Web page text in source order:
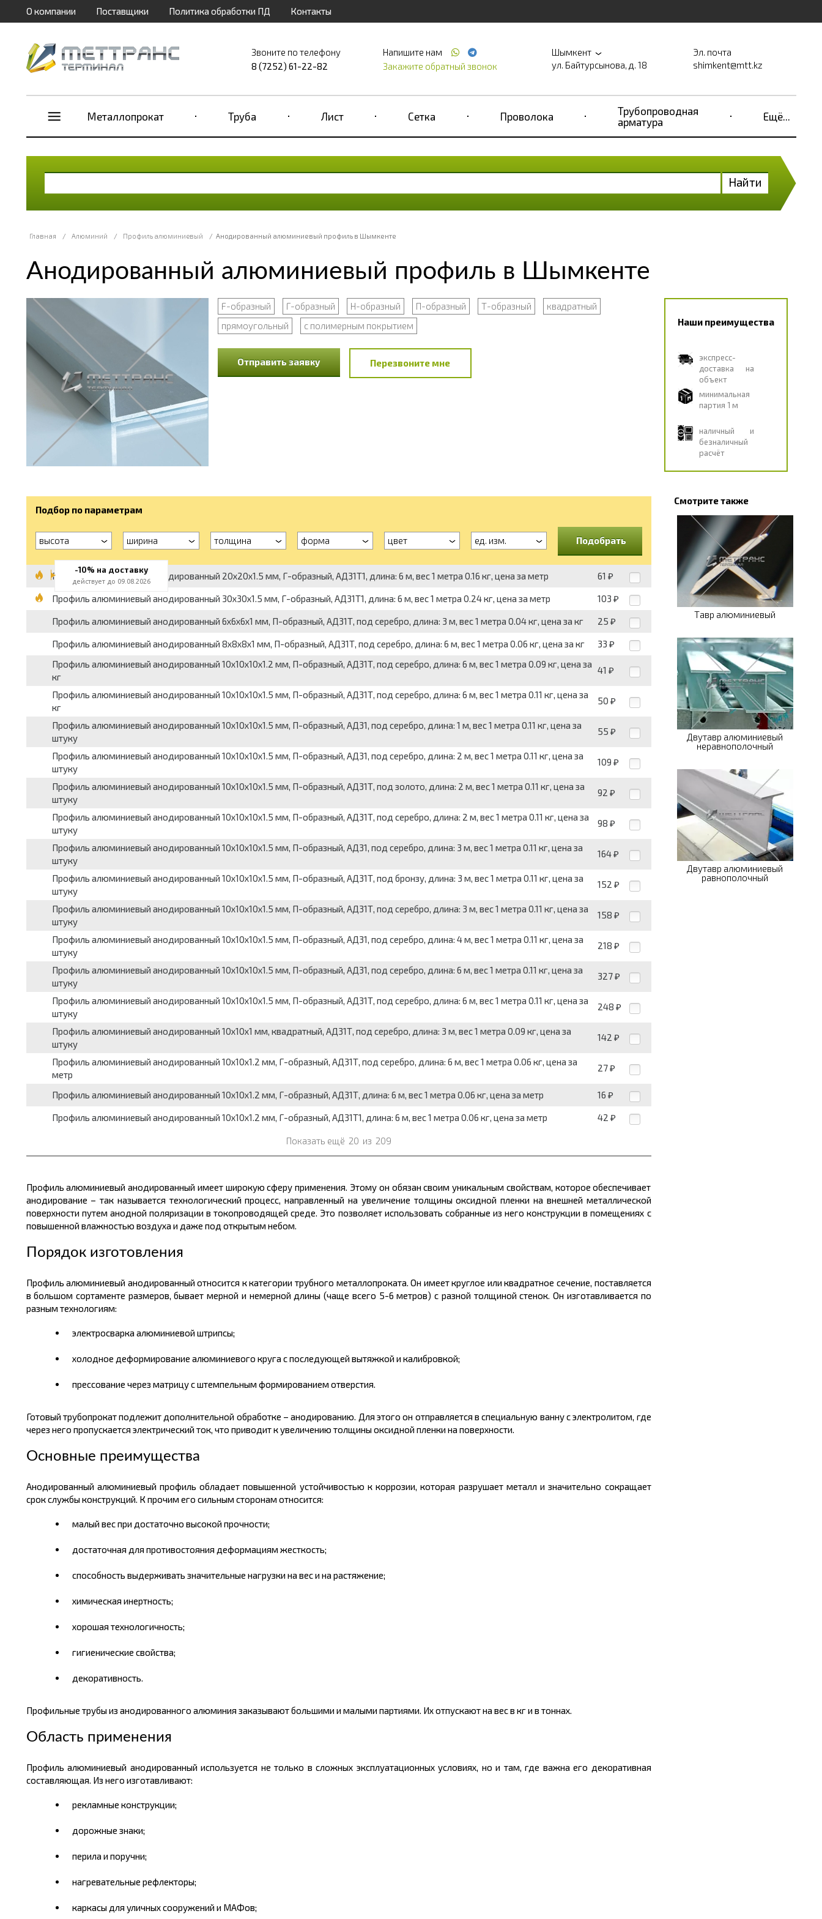
О компании Поставщики Политика обработки ПД Контакты
Звоните по телефону
8 (7252) 61-22-82
Напишите нам
Закажите обратный звонок
Шымкент
ул. Байтурсынова, д. 18
Эл. почта
shimkent@mtt.kz
Металлопрокат Труба Лист Сетка Проволока
Трубопроводная
арматура
Ещё...
Найти
Главная / Алюминий / Профиль алюминиевый / Анодированный алюминиевый профиль в Шымкенте
Анодированный алюминиевый профиль в Шымкенте
F-образный Г-образный Н-образный П-образный Т-образный
квадратный
прямоугольный
с полимерным покрытием
Отправить заявку Перезвоните мне
Наши преимущества
экспресс-
доставка на
объект
минимальная
партия 1 м
наличный и
безналичный
расчёт
Подбор по параметрам
высота ширина толщина форма цвет ед. изм. Подобрать
Профиль алюминиевый анодированный 20x20x1.5 мм, Г-образный, АД31Т1, длина: 6 м, вес 1 метра 0.16 кг, цена за метр 61 ₽
Профиль алюминиевый анодированный 30x30x1.5 мм, Г-образный, АД31Т1, длина: 6 м, вес 1 метра 0.24 кг, цена за метр 103 ₽
Профиль алюминиевый анодированный 6x6x6x1 мм, П-образный, АД31Т, под серебро, длина: 3 м, вес 1 метра 0.04 кг, цена за кг 25 ₽
Профиль алюминиевый анодированный 8x8x8x1 мм, П-образный, АД31Т, под серебро, длина: 6 м, вес 1 метра 0.06 кг, цена за кг 33 ₽
Профиль алюминиевый анодированный 10x10x10x1.2 мм, П-образный, АД31Т, под серебро, длина: 6 м, вес 1 метра 0.09 кг, цена за
кг
41 ₽
Профиль алюминиевый анодированный 10x10x10x1.5 мм, П-образный, АД31Т, под серебро, длина: 6 м, вес 1 метра 0.11 кг, цена за
кг
50 ₽
Профиль алюминиевый анодированный 10x10x10x1.5 мм, П-образный, АД31, под серебро, длина: 1 м, вес 1 метра 0.11 кг, цена за
штуку
55 ₽
Профиль алюминиевый анодированный 10x10x10x1.5 мм, П-образный, АД31, под серебро, длина: 2 м, вес 1 метра 0.11 кг, цена за
штуку
109 ₽
Профиль алюминиевый анодированный 10x10x10x1.5 мм, П-образный, АД31Т, под золото, длина: 2 м, вес 1 метра 0.11 кг, цена за
штуку
92 ₽
Профиль алюминиевый анодированный 10x10x10x1.5 мм, П-образный, АД31Т, под серебро, длина: 2 м, вес 1 метра 0.11 кг, цена за
штуку
98 ₽
Профиль алюминиевый анодированный 10x10x10x1.5 мм, П-образный, АД31, под серебро, длина: 3 м, вес 1 метра 0.11 кг, цена за
штуку
164 ₽
Профиль алюминиевый анодированный 10x10x10x1.5 мм, П-образный, АД31Т, под бронзу, длина: 3 м, вес 1 метра 0.11 кг, цена за
штуку
152 ₽
Профиль алюминиевый анодированный 10x10x10x1.5 мм, П-образный, АД31Т, под серебро, длина: 3 м, вес 1 метра 0.11 кг, цена за
штуку
158 ₽
Профиль алюминиевый анодированный 10x10x10x1.5 мм, П-образный, АД31, под серебро, длина: 4 м, вес 1 метра 0.11 кг, цена за
штуку
218 ₽
Профиль алюминиевый анодированный 10x10x10x1.5 мм, П-образный, АД31, под серебро, длина: 6 м, вес 1 метра 0.11 кг, цена за
штуку
327 ₽
Профиль алюминиевый анодированный 10x10x10x1.5 мм, П-образный, АД31Т, под серебро, длина: 6 м, вес 1 метра 0.11 кг, цена за
штуку
248 ₽
Профиль алюминиевый анодированный 10x10x1 мм, квадратный, АД31Т, под серебро, длина: 3 м, вес 1 метра 0.09 кг, цена за
штуку
142 ₽
Профиль алюминиевый анодированный 10x10x1.2 мм, Г-образный, АД31Т, под серебро, длина: 6 м, вес 1 метра 0.06 кг, цена за
метр
27 ₽
Профиль алюминиевый анодированный 10x10x1.2 мм, Г-образный, АД31Т, длина: 6 м, вес 1 метра 0.06 кг, цена за метр 16 ₽
Профиль алюминиевый анодированный 10x10x1.2 мм, Г-образный, АД31Т1, длина: 6 м, вес 1 метра 0.06 кг, цена за метр 42 ₽
Показать ещё 20 из 209
Профиль алюминиевый анодированный имеет широкую сферу применения. Этому он обязан своим уникальным свойствам, которое обеспечивает
анодирование – так называется технологический процесс, направленный на увеличение толщины оксидной пленки на внешней металлической
поверхности путем анодной поляризации в токопроводящей среде. Это позволяет использовать собранные из него конструкции в помещениях с
повышенной влажностью воздуха и даже под открытым небом.
Порядок изготовления
Профиль алюминиевый анодированный относится к категории трубного металлопроката.Он имеет круглое или квадратное сечение, поставляется
в большом сортаменте размеров, бывает мерной и немерной длины (чаще всего 5-6метров)с разной толщиной стенок. Он изготавливается по
разным технологиям:
электросварка алюминиевой штрипсы;
холодное деформирование алюминиевого круга с последующей вытяжкой и калибровкой;
прессование через матрицу с штемпельным формированием отверстия.
Готовый трубопрокат подлежит дополнительной обработке – анодированию. Для этого он отправляется в специальную ванну с электролитом, где
через него пропускается электрический ток, что приводит к увеличению толщины оксидной пленки на поверхности.
Основные преимущества
Анодированный алюминиевый профиль обладает повышенной устойчивостью к коррозии, которая разрушает металл и значительно сокращает
срок службы конструкций. К прочим его сильным сторонам относится:
малый веспри достаточно высокой прочности;
достаточная для противостояния деформациям жесткость;
способность выдерживать значительные нагрузки на вес и на растяжение;
химическая инертность;
хорошая технологичность;
гигиенические свойства;
декоративность.
Профильные трубы из анодированного алюминия заказывают большими и малыми партиями. Их отпускают на вес в кги в тоннах.
Область применения
Профиль алюминиевый анодированный используется не только в сложных эксплуатационных условиях, но и там, где важна его декоративная
составляющая. Из него изготавливают:
рекламные конструкции;
дорожные знаки;
перила и поручни;
нагревательные рефлекторы;
каркасы для уличных сооружений и МАФов;
Смотрите также
Тавр алюминиевый
Двутавр алюминиевый
неравнополочный
Двутавр алюминиевый
равнополочный
-10% на доставку
действует до 09.08.2026